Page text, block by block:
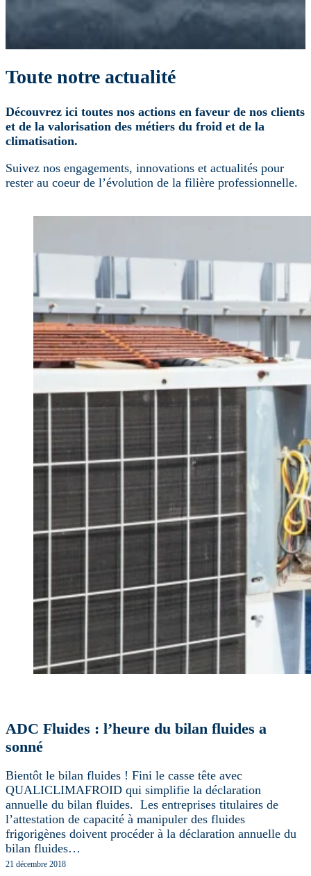
Toute notre actualité
Découvrez ici toutes nos actions en faveur de nos clients
et de la valorisation des métiers du froid et de la
climatisation.
Suivez nos engagements, innovations et actualités pour
rester au coeur de l’évolution de la filière professionnelle.
ADC Fluides : l’heure du bilan fluides a
sonné
Bientôt le bilan fluides ! Fini le casse tête avec
QUALICLIMAFROID qui simplifie la déclaration
annuelle du bilan fluides. Les entreprises titulaires de
l’attestation de capacité à manipuler des fluides
frigorigènes doivent procéder à la déclaration annuelle du
bilan fluides…
21 décembre 2018